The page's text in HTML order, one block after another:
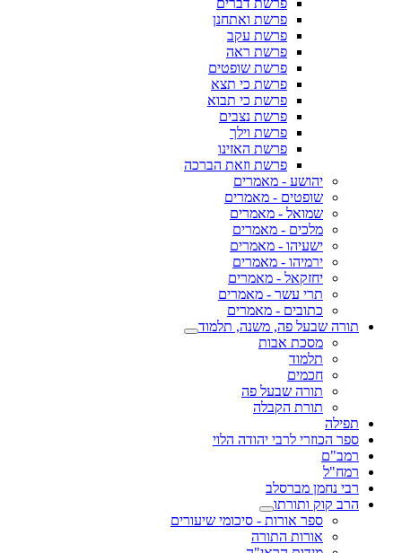
פרשת דברים
פרשת ואתחנן
פרשת עקב
פרשת ראה
פרשת שופטים
פרשת כי תצא
פרשת כי תבוא
פרשת נצבים
פרשת וילך
פרשת האזינו
פרשת וזאת הברכה
יהושע - מאמרים
שופטים - מאמרים
שמואל - מאמרים
מלכים - מאמרים
ישעיהו - מאמרים
ירמיהו - מאמרים
יחזקאל - מאמרים
תרי עשר - מאמרים
כתובים - מאמרים
תורה שבעל פה, משנה, תלמוד
מסכת אבות
תלמוד
חכמים
תורה שבעל פה
תורת הקבלה
תפילה
ספר הכוזרי לרבי יהודה הלוי
רמב"ם
רמח"ל
רבי נחמן מברסלב
הרב קוק ותורתו
ספר אורות - סיכומי שיעורים
אורות התורה